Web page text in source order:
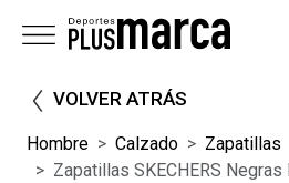
VOLVER ATRÁS
Hombre Calzado
Zapatillas
Zapatillas SKECHERS Negras